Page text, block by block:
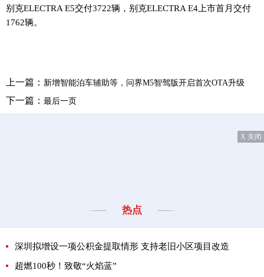
别克ELECTRA E5交付3722辆，别克ELECTRA E4上市首月交付
1762辆。
上一篇： 新增智能泊车辅助等，问界M5智驾版开启首次OTA升级
下一篇： 最后一页
X 关闭
热点
深圳拟增设一项公积金提取情形 支持老旧小区项目改造
超燃100秒！致敬“火焰蓝”